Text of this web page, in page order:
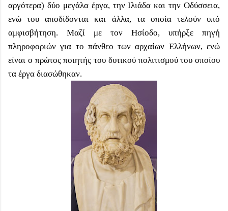
αργότερα) δύο μεγάλα έργα, την Ιλιάδα και την Οδύσσεια,
ενώ του αποδίδονται και άλλα, τα οποία τελούν υπό
αμφισβήτηση. Μαζί με τον Ησίοδο, υπήρξε πηγή
πληροφοριών για το πάνθεο των αρχαίων Ελλήνων, ενώ
είναι ο πρώτος ποιητής του δυτικού πολιτισμού του οποίου
τα έργα διασώθηκαν.